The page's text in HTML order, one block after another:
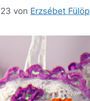
von Erzsébet Fülöp